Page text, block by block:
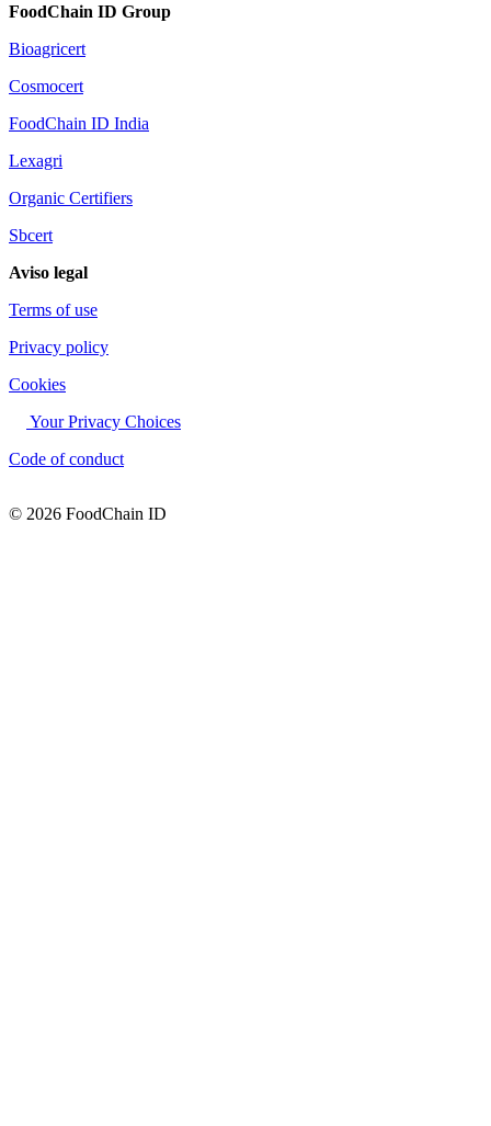
FoodChain ID Group
Bioagricert
Cosmocert
FoodChain ID India
Lexagri
Organic Certifiers
Sbcert
Aviso legal
Terms of use
Privacy policy
Cookies
Your Privacy Choices
Code of conduct
© 2026 FoodChain ID